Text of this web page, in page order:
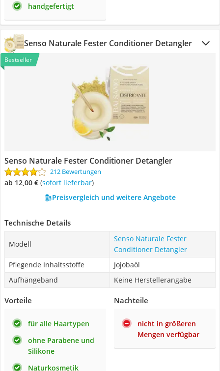
handgefertigt
Senso Naturale Fester Conditioner Detangler
Bestseller
Senso Naturale Fester Conditioner Detangler
212 Bewertungen
ab 12,00 € ( Sofort lieferbar)
Preisvergleich und weitere Angebote
Technische Details
Modell
Senso Naturale Fester
Conditioner Detangler
Pflegende Inhaltsstoffe
Jojobaöl
Aufhängeband
Keine Herstellerangabe
Vorteile
für alle Haartypen
ohne Parabene und
Silikone
Naturkosmetik
Nachteile
nicht in größeren
Mengen verfügbar